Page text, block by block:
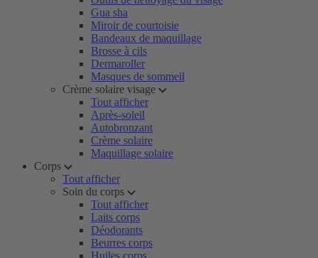
Gua sha
Miroir de courtoisie
Bandeaux de maquillage
Brosse à cils
Dermaroller
Masques de sommeil
Crème solaire visage
Tout afficher
Après-soleil
Autobronzant
Crème solaire
Maquillage solaire
Corps
Tout afficher
Soin du corps
Tout afficher
Laits corps
Déodorants
Beurres corps
Huiles corps